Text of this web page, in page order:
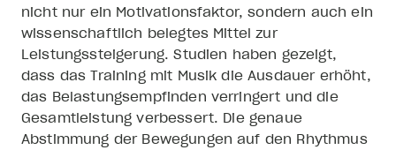
nicht nur ein Motivationsfaktor, sondern auch ein
wissenschaftlich belegtes Mittel zur
Leistungssteigerung. Studien haben gezeigt,
dass das Training mit Musik die Ausdauer erhöht,
das Belastungsempfinden verringert und die
Gesamtleistung verbessert. Die genaue
Abstimmung der Bewegungen auf den Rhythmus